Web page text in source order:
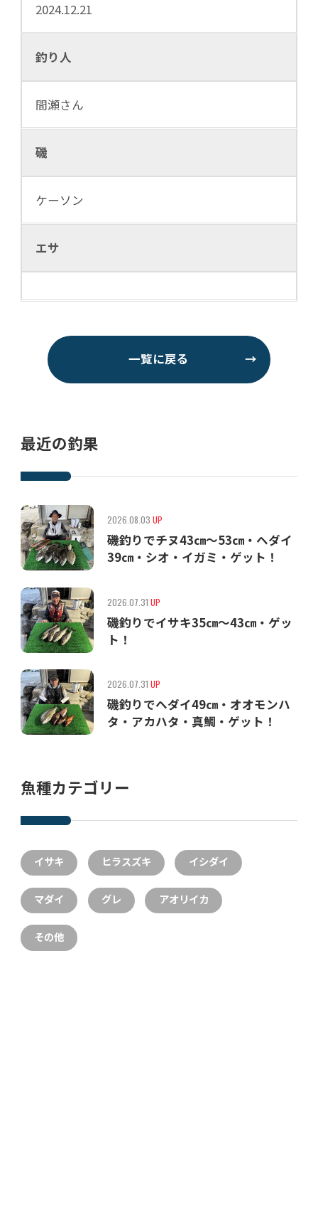
2024.12.21
釣り人
間瀬さん
磯
ケーソン
エサ
一覧に戻る →
最近の釣果
2026.08.03 UP
磯釣りでチヌ43㎝〜53㎝・ヘダイ
39㎝・シオ・イガミ・ゲット！
2026.07.31 UP
磯釣りでイサキ35㎝〜43㎝・ゲッ
ト！
2026.07.31 UP
磯釣りでヘダイ49㎝・オオモンハ
タ・アカハタ・真鯛・ゲット！
魚種カテゴリー
イサキ ヒラスズキ イシダイ
マダイ グレ アオリイカ
その他